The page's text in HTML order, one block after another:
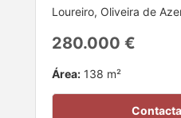
Loureiro, Oliveira de
280.000 €
Área: 138 m²